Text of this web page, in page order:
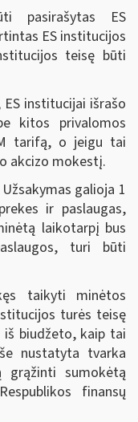
pasirašytas ES
ES institucijos
teisę būti
institucijai išrašo
kitos privalomos
tarifą, o jeigu tai
akcizo mokestį.
galioja 1
ir paslaugas,
laikotarpį bus
turi būti
taikyti minėtos
turės teisę
biudžeto, kaip tai
nustatyta tvarka
grąžinti sumokėtą
finansų